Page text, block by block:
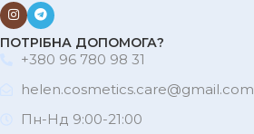
ПОТРІБНА ДОПОМОГА?
+380 96 780 98 31
helen.cosmetics.care@gmail.com
Пн-Нд 9:00-21:00